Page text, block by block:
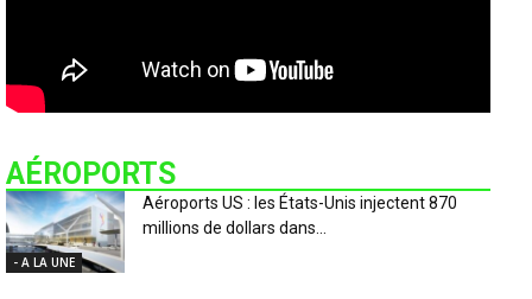
AÉROPORTS
- A LA UNE
Aéroports US : les États-Unis injectent 870
millions de dollars dans...